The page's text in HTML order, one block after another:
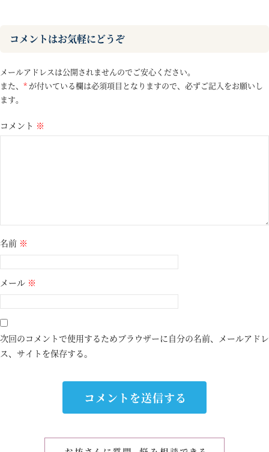
コメントはお気軽にどうぞ
メールアドレスは公開されませんのでご安心ください。
また、 * が付いている欄は必須項目となりますので、必ずご記入をお願いし
ます。
コメント ※
名前 ※
メール ※
次回のコメントで使用するためブラウザーに自分の名前、メールアドレ
ス、サイトを保存する。